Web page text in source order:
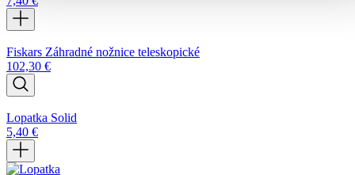
Fiskars Záhradné nožnice teleskopické
102,30 €
Lopatka Solid
5,40 €